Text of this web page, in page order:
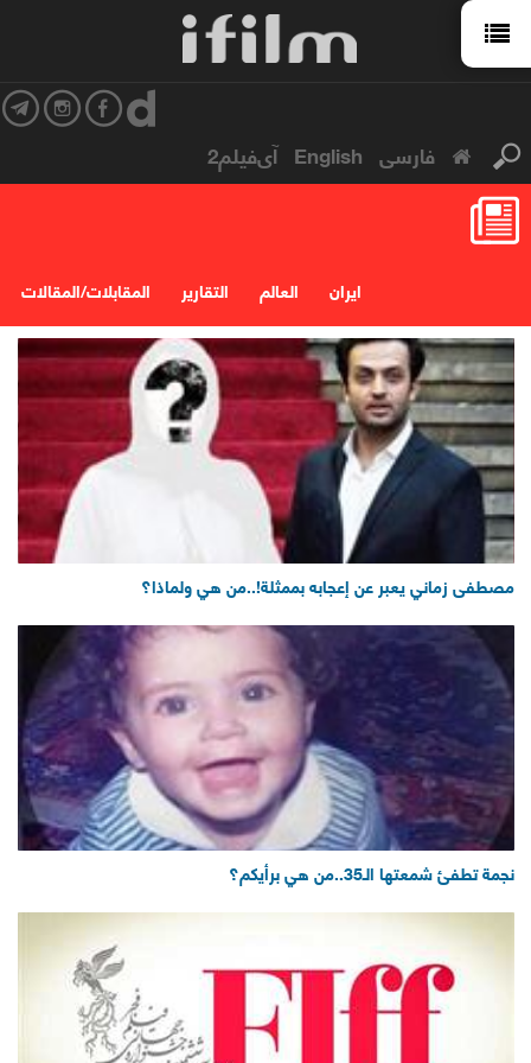
فارسی English آی‌فیلم2
المقابلات/المقالات التقارير العالم ایران
مصطفى زماني يعبر عن إعجابه بممثلة!..من هي ولماذا؟
نجمة تطفئ شمعتها الـ35..من هي برأيكم؟